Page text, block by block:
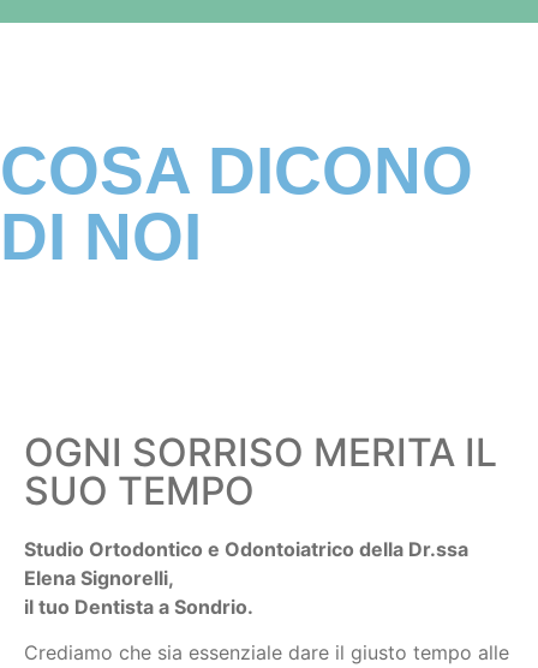
COSA DICONO
DI NOI
OGNI SORRISO MERITA IL
SUO TEMPO
Studio Ortodontico e Odontoiatrico della Dr.ssa
Elena Signorelli,
il tuo Dentista a Sondrio.
Crediamo che sia essenziale dare il giusto tempo alle